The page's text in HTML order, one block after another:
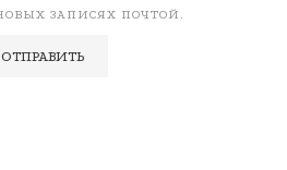
ЗАПИСЯХ ПОЧТОЙ.